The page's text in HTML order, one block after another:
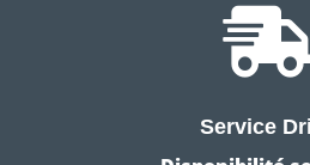
Service